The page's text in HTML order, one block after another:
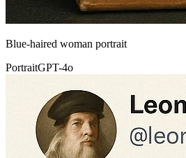
Blue-haired woman portrait
PortraitGPT-4o